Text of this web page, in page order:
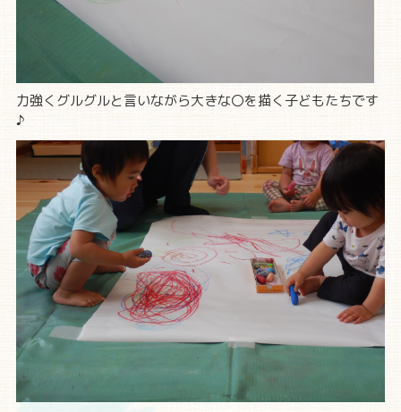
力強くグルグルと言いながら大きな〇を描く子どもたちです
♪